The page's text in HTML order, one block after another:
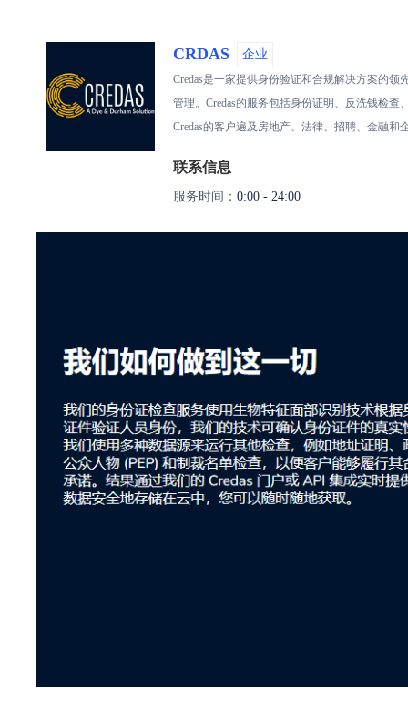
CRDAS 企业
Credas是一家提供身份验证和合规解决方案的
管理。Credas的服务包括身份证明、反洗钱检
Credas的客户遍及房地产、法律、招聘、金融和
联系信息
服务时间： 0:00 - 24:00